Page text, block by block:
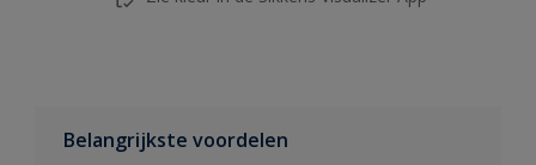
Belangrijkste voordelen